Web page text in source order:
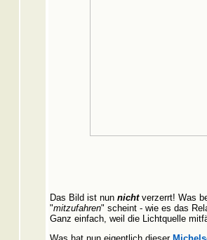
Das Bild ist nun nichtverzerrt! Was
"mitzufahren" scheint - wie es das
Ganz einfach, weil die Lichtquelle